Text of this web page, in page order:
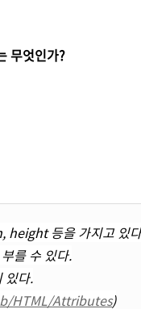
무엇인가?
height 등을 가지고 있
를 수 있다.
있다.
HTML/Attributes)